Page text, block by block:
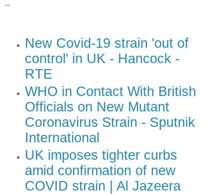
--
New Covid-19 strain 'out of
control' in UK - Hancock -
RTE
WHO in Contact With British
Officials on New Mutant
Coronavirus Strain - Sputnik
International
UK imposes tighter curbs
amid confirmation of new
COVID strain | Al Jazeera